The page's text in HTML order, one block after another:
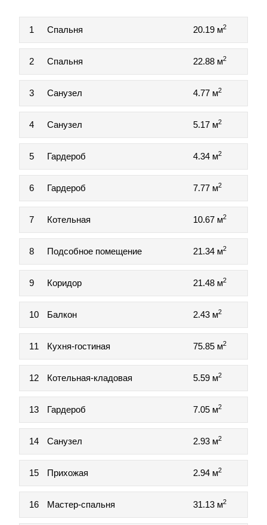
1 Спальня 20.19 м2
2 Спальня 22.88 м2
3 Санузел 4.77 м2
4 Санузел 5.17 м2
5 Гардероб 4.34 м2
6 Гардероб 7.77 м2
7 Котельная 10.67 м2
8 Подсобное помещение 21.34 м2
9 Коридор 21.48 м2
10 Балкон 2.43 м2
11 Кухня-гостиная 75.85 м2
12 Котельная-кладовая 5.59 м2
13 Гардероб 7.05 м2
14 Санузел 2.93 м2
15 Прихожая 2.94 м2
16 Мастер-спальня 31.13 м2